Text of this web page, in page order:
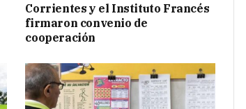
Corrientes y el Instituto Francés
firmaron convenio de
cooperación